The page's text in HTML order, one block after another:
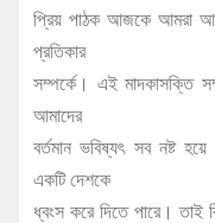
প্রিয় পাঠক আজকে আমরা
প্রতিকার
সম্পর্কে। এই মাদকাসক্তি
আমাদের
বর্তমান ভবিষ্যৎ সব নষ্ট
একটি দেশকে
ধ্বংস করে দিতে পারে। তাই